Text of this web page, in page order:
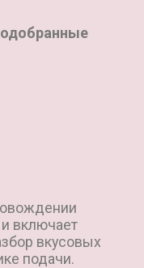
включает
вкусовых
подачи.